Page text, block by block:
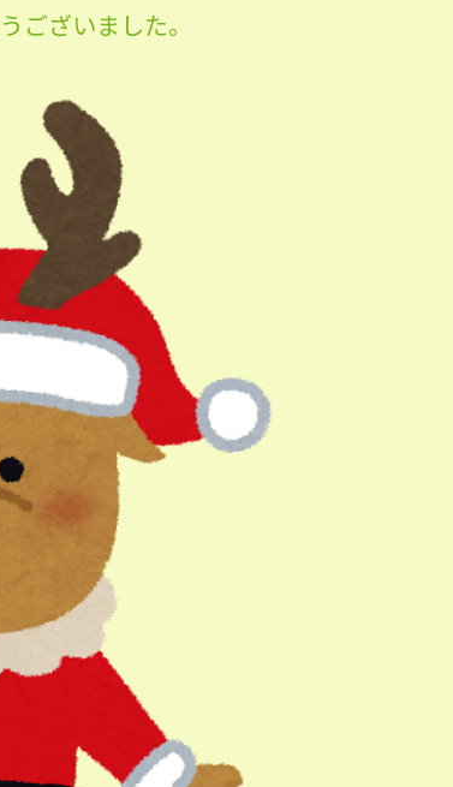
ございました。